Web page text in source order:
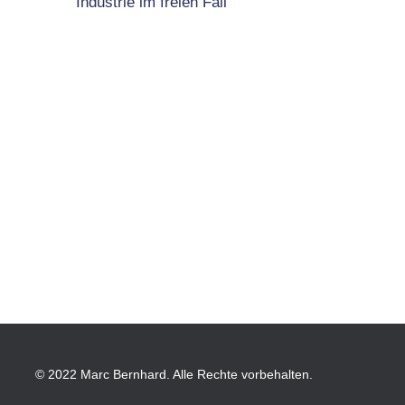
© 2022 Marc Bernhard. Alle Rechte vorbehalten.